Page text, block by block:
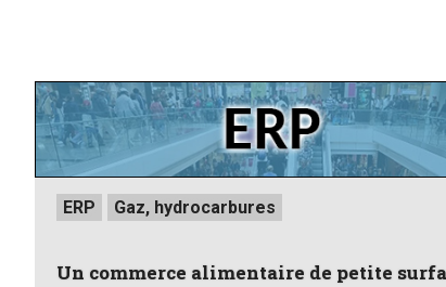
Posted
inERP Gaz, hydrocarbures
Un commerce alimentaire de petite